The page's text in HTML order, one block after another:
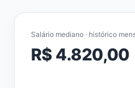
Salário mediano · histórico
R$ 4.820,00